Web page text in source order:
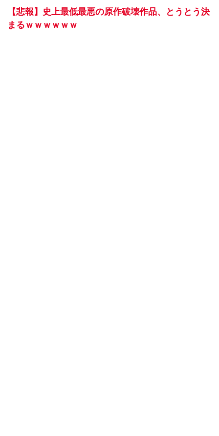
【悲報】史上最低最悪の原作破壊作品、とうとう決
まるｗｗｗｗｗｗ